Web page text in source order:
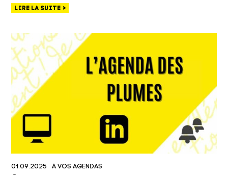
LIRE LA SUITE
01.09.2025 À VOS AGENDAS